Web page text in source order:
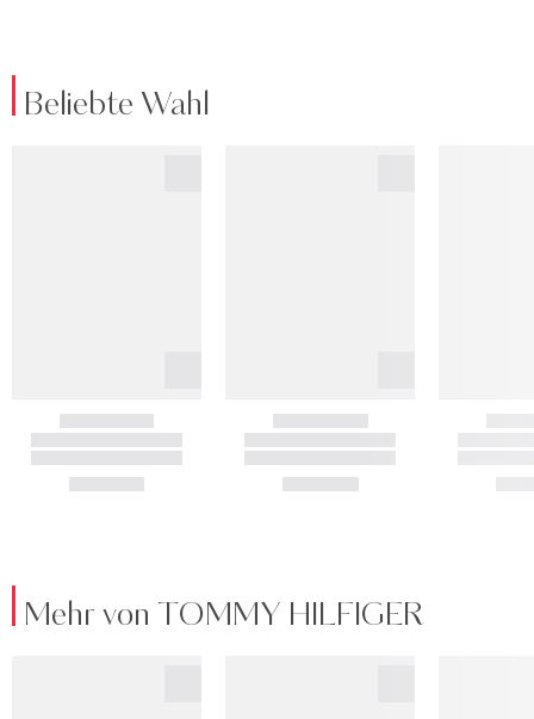
Beliebte Wahl
Mehr von TOMMY HILFIGER